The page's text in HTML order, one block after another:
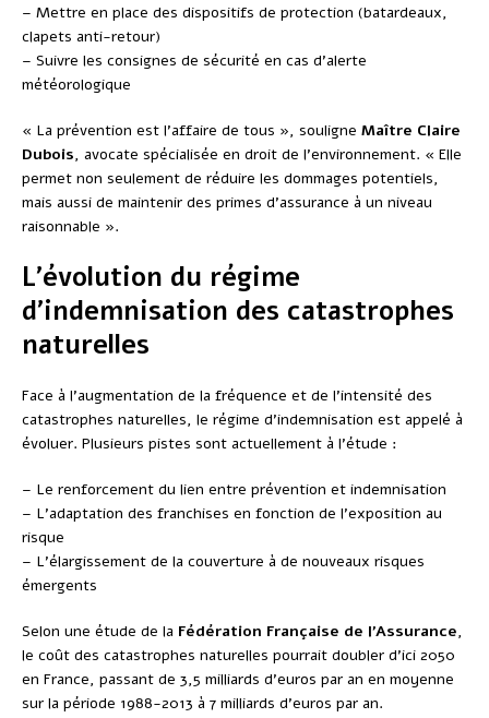
– Mettre en place des dispositifs de protection (batardeaux,
clapets anti-retour)
– Suivre les consignes de sécurité en cas d’alerte
météorologique
« La prévention est l’affaire de tous », souligne Maître Claire
Dubois, avocate spécialisée en droit de l’environnement. « Elle
permet non seulement de réduire les dommages potentiels,
mais aussi de maintenir des primes d’assurance à un niveau
raisonnable ».
L’évolution du régime
d’indemnisation des catastrophes
naturelles
Face à l’augmentation de la fréquence et de l’intensité des
catastrophes naturelles, le régime d’indemnisation est appelé à
évoluer. Plusieurs pistes sont actuellement à l’étude :
– Le renforcement du lien entre prévention et indemnisation
– L’adaptation des franchises en fonction de l’exposition au
risque
– L’élargissement de la couverture à de nouveaux risques
émergents
Selon une étude de la Fédération Française de l’Assurance,
le coût des catastrophes naturelles pourrait doubler d’ici 2050
en France, passant de 3,5 milliards d’euros par an en moyenne
sur la période 1988-2013 à 7 milliards d’euros par an.